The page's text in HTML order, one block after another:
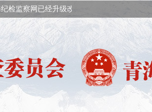
检监察网已经升级改版，欢迎提出宝贵意见！